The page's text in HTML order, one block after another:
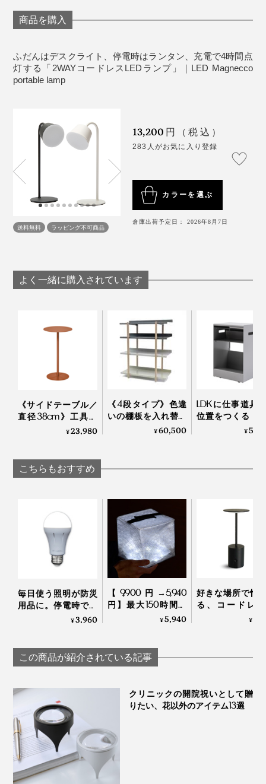
て、歩けるくらいの明るさがあります。読書やパソコン
作業に、十分な明るさです。
ホッとするような、黄味がかった色のやさしい光。色温
（2000ケルビン）に近い電球色です。
毎日の仕事に、読書に、勉強に、遊びに大活躍。しか
も、災害時には、いつも以上に活躍してくれる、頼れる
存在です。
個並べても、それほど明るくないし、ひとつひとつ火を
点けるのも大変。
思うように見えない焦りとイライラのなか、『LED
Magnecco』を思い出しました。
寝室から、ランプ本体と専用フックを、ダイニングへ。
専用フックもマグネット入りなので、ワンタッチで、ラ
ンプをセットすれば、持ち歩けるランタンに変身しま
さっそく点灯したら、わぁ！キッチンも、テーブルも、
災害時以外も、バーベキューやテント内の照明に。
ガレージやクローゼットといった、暗所での作業に。
いろんな場面で、活躍してくれます。
雨に多少濡れても、大丈夫。
げて使えます。
商品を購入
ふだんはデスクライト、停電時はランタン、充電で4時間点
灯する「2WAYコードレスLEDランプ」｜LED Magnecco
portable lamp
送料無料 ラッピング不可商品
13,200 円（税込）
283人がお気に入り登録
カラーを選ぶ
倉庫出荷予定日： 2026年8月7日
よく一緒に購入されています
《サイドテーブル／
直径38cm》工具要
らずで組立て・解
たスチールテーブル
｜KIT キット
¥23,980
《4段タイプ》色違
いの棚板を入れ替え
るたびに、新鮮な空
¥60,500
LDKに仕事道具
位置をつくる「
ビング書斎
¥
こちらもおすすめ
毎日使う照明が防災
用品に。停電時でも
点灯するバッテリー
¥3,960
【9,900円→5,940
円】最大150時間の
点灯、スマホ充電も
充電式ランタン｜
MEGAPUFF
¥5,940
好きな場所で愉
る、コードレ
「晩酌ライト」
¥
この商品が紹介されている記事
クリニックの開院祝いとして贈
りたい、花以外のアイテム13選